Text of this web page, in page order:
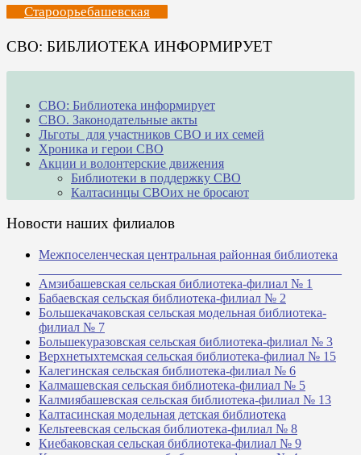
Староорьебашевская
СВО: БИБЛИОТЕКА ИНФОРМИРУЕТ
СВО: Библиотека информирует
СВО. Законодательные акты
Льготы для участников СВО и их семей
Хроника и герои СВО
Акции и волонтерские движения
Библиотеки в поддержку СВО
Калтасинцы СВОих не бросают
Новости наших филиалов
Межпоселенческая центральная районная библиотека
Амзибашевская сельская библиотека-филиал № 1
Бабаевская сельская библиотека-филиал № 2
Большекачаковская сельская модельная библиотека-
филиал № 7
Большекуразовская сельская библиотека-филиал № 3
Верхнетыхтемская сельская библиотека-филиал № 15
Калегинская сельская библиотека-филиал № 6
Калмашевская сельская библиотека-филиал № 5
Калмиябашевская сельская библиотека-филиал № 13
Калтасинская модельная детская библиотека
Кельтеевская сельская библиотека-филиал № 8
Киебаковская сельская библиотека-филиал № 9